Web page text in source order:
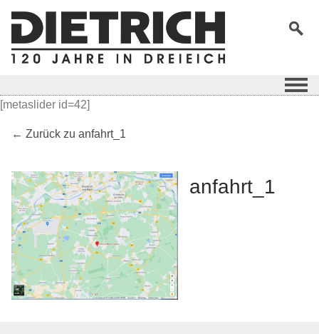
[metaslider id=42]
← Zurück zu anfahrt_1
anfahrt_1